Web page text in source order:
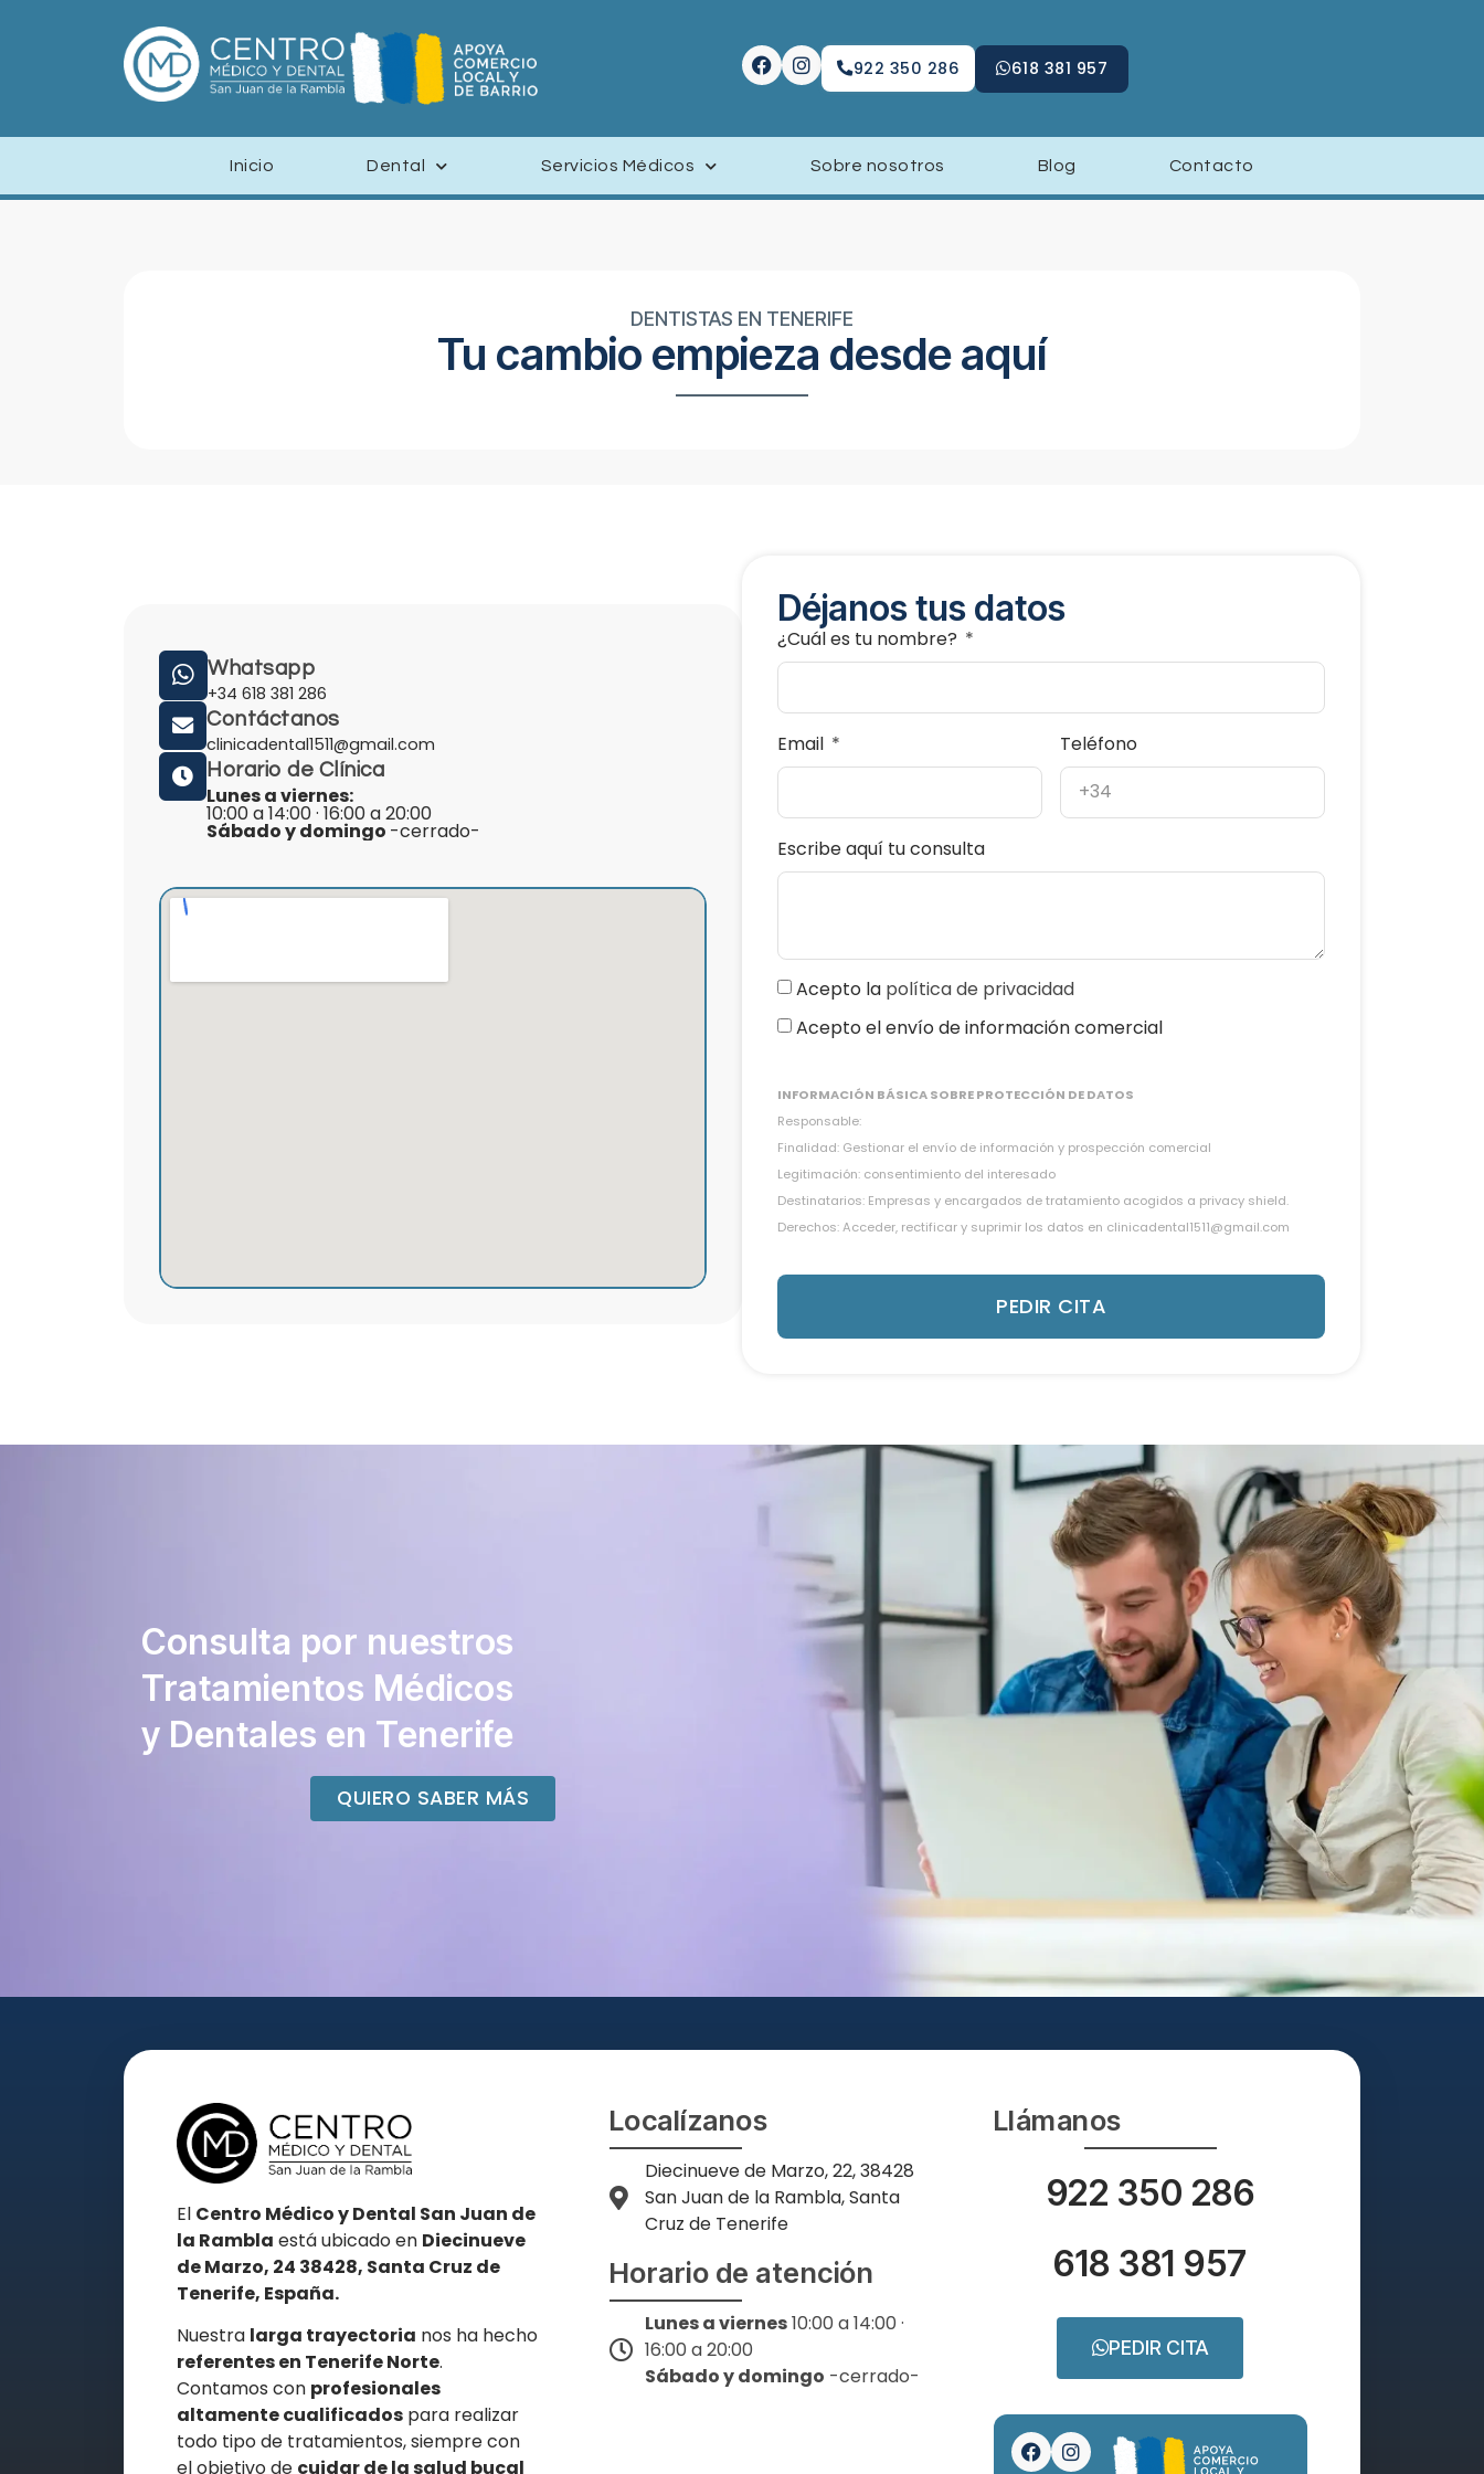
922 350 286 618 381 957
Inicio Dental Servicios Médicos Sobre nosotros Blog Contacto
DENTISTAS EN TENERIFE
Tu cambio empieza desde aquí
Whatsapp
+34 618 381 286
Contáctanos
clinicadental1511@gmail.com
Horario de Clínica
Lunes a viernes:
10:00 a 14:00 · 16:00 a 20:00
Sábado y domingo -cerrado-
Déjanos tus datos
¿Cuál es tu nombre?
Email Teléfono
Escribe aquí tu consulta
Acepto la política de privacidad
Acepto el envío de información comercial
INFORMACIÓN BÁSICA SOBRE PROTECCIÓN DE DATOS
Responsable:
Finalidad: Gestionar el envío de información y prospección comercial
Legitimación: consentimiento del interesado
Destinatarios: Empresas y encargados de tratamiento acogidos a privacy shield.
Derechos: Acceder, rectificar y suprimir los datos en clinicadental1511@gmail.com
PEDIR CITA
Consulta por nuestros
Tratamientos Médicos
y Dentales en Tenerife
QUIERO SABER MÁS
El Centro Médico y Dental San Juan de
la Rambla está ubicado en Diecinueve
de Marzo, 24 38428, Santa Cruz de
Tenerife, España.
Nuestra larga trayectoria nos ha hecho
referentes en Tenerife Norte.
Contamos con profesionales
altamente cualificados para realizar
todo tipo de tratamientos, siempre con
el objetivo de cuidar de la salud bucal
Localízanos
Diecinueve de Marzo, 22, 38428
San Juan de la Rambla, Santa
Cruz de Tenerife
Horario de atención
Lunes a viernes10:00 a 14:00 ·
16:00 a 20:00
Sábado y domingo -cerrado-
Llámanos
922 350 286
618 381 957
PEDIR CITA